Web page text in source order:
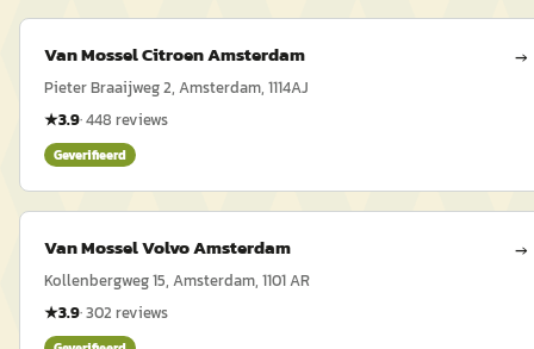
Van Mossel Citroen Amsterdam →
Pieter Braaijweg 2, Amsterdam, 1114AJ
★3.9·448 reviews
Geverifieerd
Van Mossel Volvo Amsterdam →
Kollenbergweg 15, Amsterdam, 1101 AR
★3.9·302 reviews